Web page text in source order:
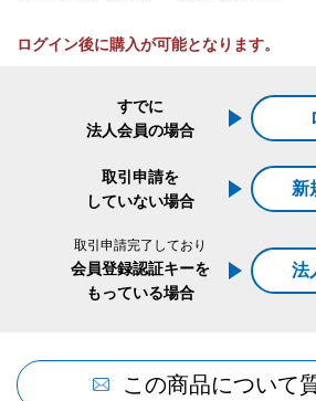
ログイン後に購入が可能となります。
すでに
法人会員の場合
取引申請を
していない場合
新
取引申請完了しており
会員登録認証キーを
もっている場合
法
この商品について